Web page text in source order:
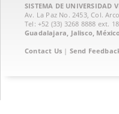
SISTEMA DE UNIVERSIDAD
Av. La Paz No. 2453, Col.
Tel: +52 (33) 3268
Guadalajara, Jalisco,
Contact Us | Send